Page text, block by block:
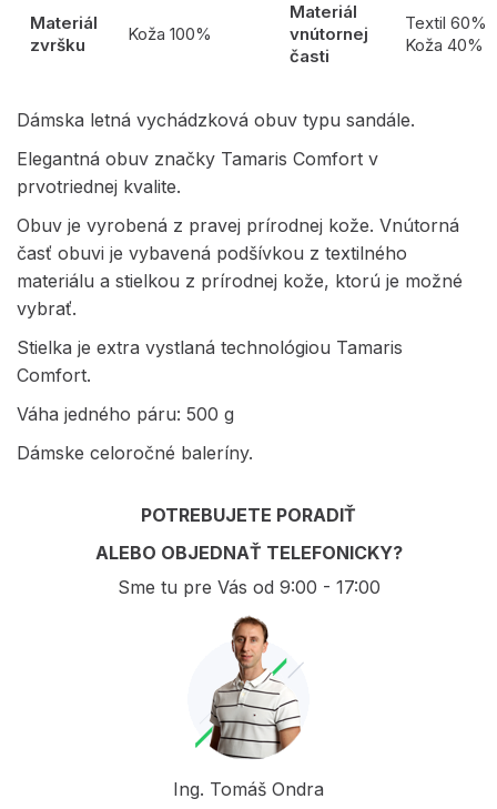
Materiál
zvršku
Koža 100%
Materiál
vnútornej
časti
Textil 60%
Koža 40%
Dámska letná vychádzková obuv typu sandále.
Elegantná obuv značky Tamaris Comfort v
prvotriednej kvalite.
Obuv je vyrobená z pravej prírodnej kože. Vnútorná
časť obuvi je vybavená podšívkou z textilného
materiálu a stielkou z prírodnej kože, ktorú je možné
vybrať.
Stielka je extra vystlaná technológiou Tamaris
Comfort.
Váha jedného páru: 500 g
Dámske celoročné baleríny.
POTREBUJETE PORADIŤ
ALEBO OBJEDNAŤ TELEFONICKY?
Sme tu pre Vás od 9:00 - 17:00
Ing. Tomáš Ondra